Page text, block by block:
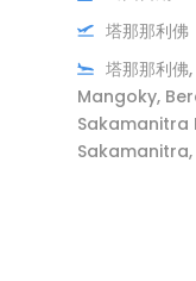
塔那那利佛
塔那那利
Mangoky,
Sakamanitra
Sakamanitra,